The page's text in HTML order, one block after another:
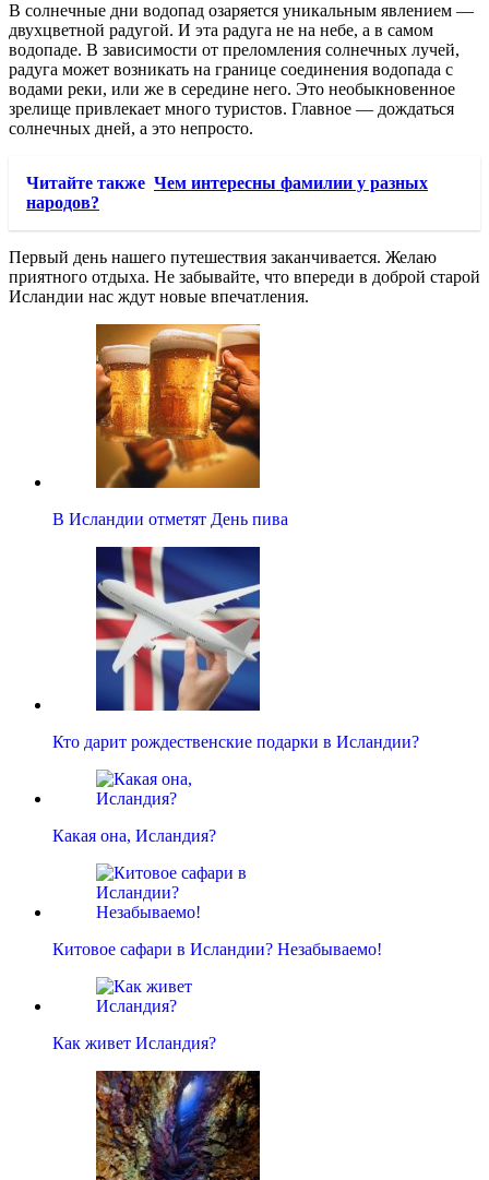
В солнечные дни водопад озаряется уникальным явлением —
двухцветной радугой. И эта радуга не на небе, а в самом
водопаде. В зависимости от преломления солнечных лучей,
радуга может возникать на границе соединения водопада с
водами реки, или же в середине него. Это необыкновенное
зрелище привлекает много туристов. Главное — дождаться
солнечных дней, а это непросто.
Читайте также Чем интересны фамилии у разных
народов?
Первый день нашего путешествия заканчивается. Желаю
приятного отдыха. Не забывайте, что впереди в доброй старой
Исландии нас ждут новые впечатления.
В Исландии отметят День пива
Кто дарит рождественские подарки в Исландии?
Какая она, Исландия?
Китовое сафари в Исландии? Незабываемо!
Как живет Исландия?